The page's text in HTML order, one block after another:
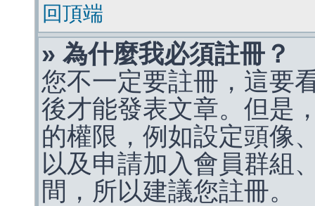
回頂端
» 為什麼我必須註冊？
您不一定要註冊，這要
後才能發表文章。但是
的權限，例如設定頭像
以及申請加入會員群組
間，所以建議您註冊。